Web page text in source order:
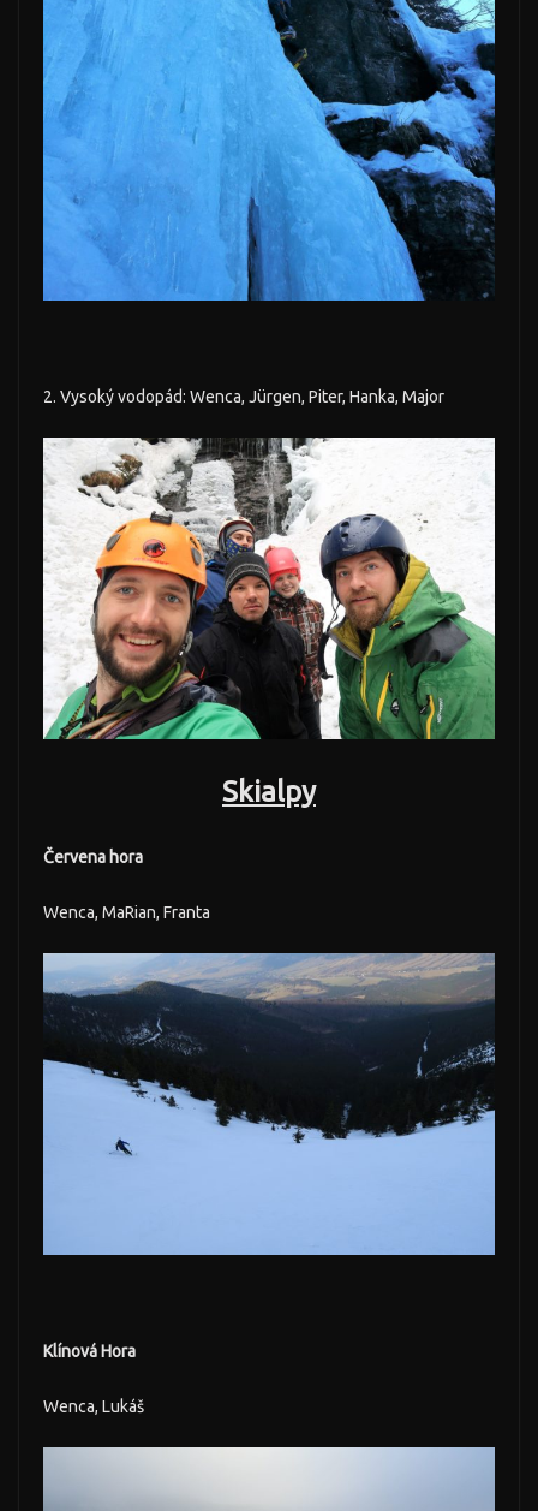
2. Vysoký vodopád: Wenca, Jürgen, Piter, Hanka, Major
Skialpy
Červena hora
Wenca, MaRian, Franta
Klínová Hora
Wenca, Lukáš